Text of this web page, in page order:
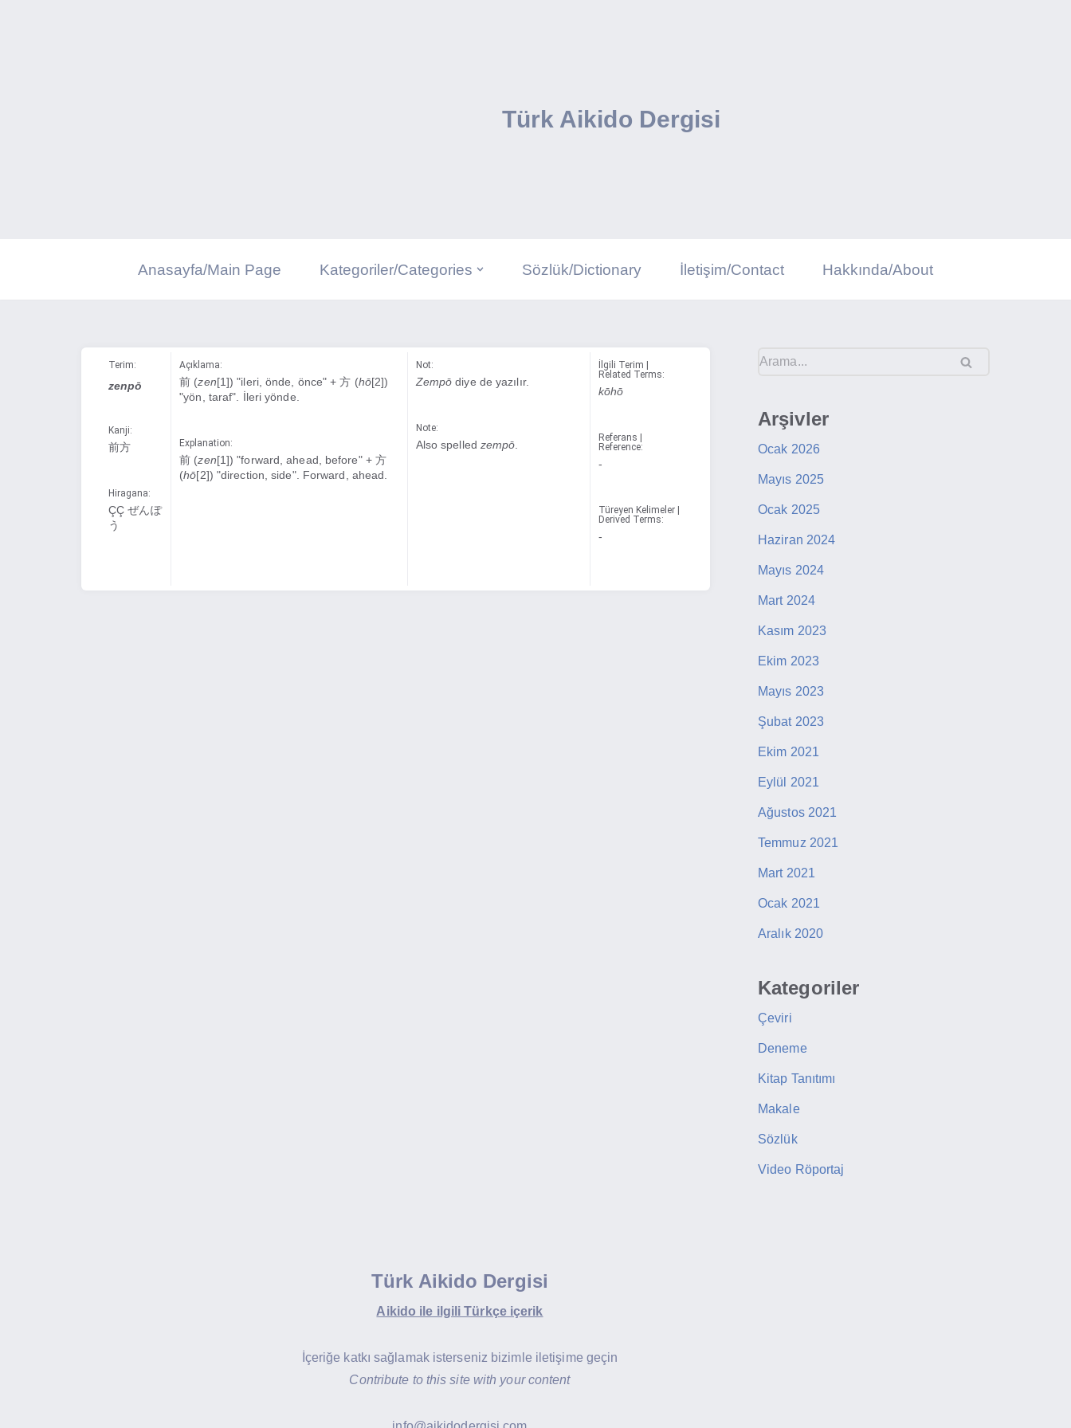
Türk Aikido Dergisi
Anasayfa/Main Page Kategoriler/Categories Sözlük/Dictionary İletişim/Contact Hakkında/About
Terim:
zenpō
Kanji:
前方
Hiragana:
ÇÇ ぜんぽ
う
Açıklama:
前 (zen[1]) "ileri, önde, önce" + 方 (hō[2])
"yön, taraf". İleri yönde.
Explanation:
前 (zen[1]) "forward, ahead, before" + 方
(hō[2]) "direction, side". Forward, ahead.
Not:
Zempō diye de yazılır.
Note:
Also spelled zempō
İlgili Terim |
Related Terms:
kōhō
Referans |
Reference:
-
Türeyen Kelimeler |
Derived Terms:
-
Arşivler
Ocak 2026
Mayıs 2025
Ocak 2025
Haziran 2024
Mayıs 2024
Mart 2024
Kasım 2023
Ekim 2023
Mayıs 2023
Şubat 2023
Ekim 2021
Eylül 2021
Ağustos 2021
Temmuz 2021
Mart 2021
Ocak 2021
Aralık 2020
Kategoriler
Çeviri
Deneme
Kitap Tanıtımı
Makale
Sözlük
Video Röportaj
Türk Aikido Dergisi
Aikido ile ilgili Türkçe içerik
İçeriğe katkı sağlamak isterseniz bizimle iletişime geçin
Contribute to this site with your content